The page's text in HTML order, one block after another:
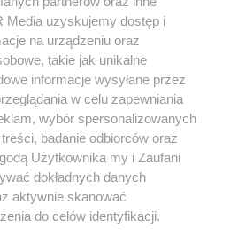
serwisie nie może być powielany i
w jakikolwiek sposób (w
na jakimkolwiek polu
włącznie z umieszczaniem w
właściciela praw. Jakiekolwiek użycie lub
lub w części z naruszeniem prawa,
zabronione pod groźbą kary i może być
Media uzyskujemy dostęp i
na urządzeniu oraz
takie jak unikalne
informacje wysyłane przez
w celu zapewniania
wybór spersonalizowanych
badanie odbiorców oraz
Użytkownika my i Zaufani
dokładnych danych
aktywnie skanować
do celów identyfikacji.